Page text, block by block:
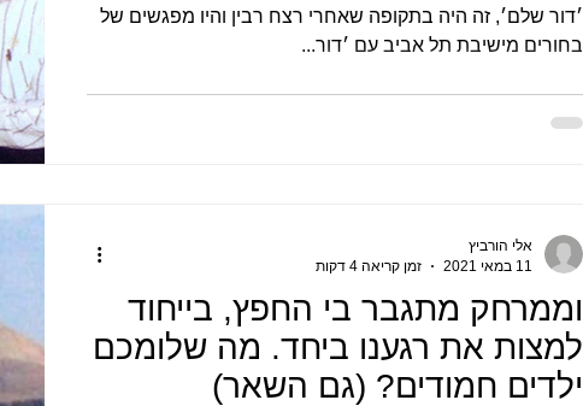
׳דור שלם׳, זה היה בתקופה שאחרי רצח רבין והיו מפגשים של
בחורים מישיבת תל אביב עם ׳דור...
וממרחק מתגבר בי החפץ, בייחוד
למצות את רגענו ביחד. מה שלומכם
ילדים חמודים? (גם השאר)
אלי הורביץ
11 במאי 2021
זמן קריאה 4 דקות